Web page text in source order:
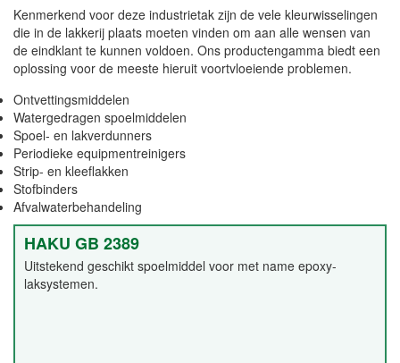
Kenmerkend voor deze industrietak zijn de vele kleurwisselingen
die in de lakkerij plaats moeten vinden om aan alle wensen van
de eindklant te kunnen voldoen. Ons productengamma biedt een
oplossing voor de meeste hieruit voortvloeiende problemen.
Ontvettingsmiddelen
Watergedragen spoelmiddelen
Spoel- en lakverdunners
Periodieke equipmentreinigers
Strip- en kleeflakken
Stofbinders
Afvalwaterbehandeling
HAKU GB 2389
Uitstekend geschikt spoelmiddel voor met name epoxy-
laksystemen.